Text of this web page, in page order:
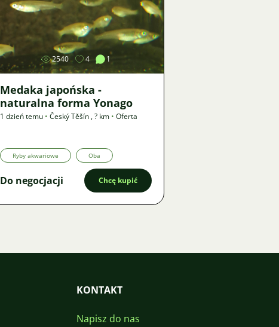
Zdjęcie
2540 4 1
Medaka japońska -
naturalna forma Yonago
1 dzień temu • Český Těšín ,? km • Oferta
Ryby akwariowe Oba
Do negocjacji Chcę kupić
KONTAKT
Napisz do nas